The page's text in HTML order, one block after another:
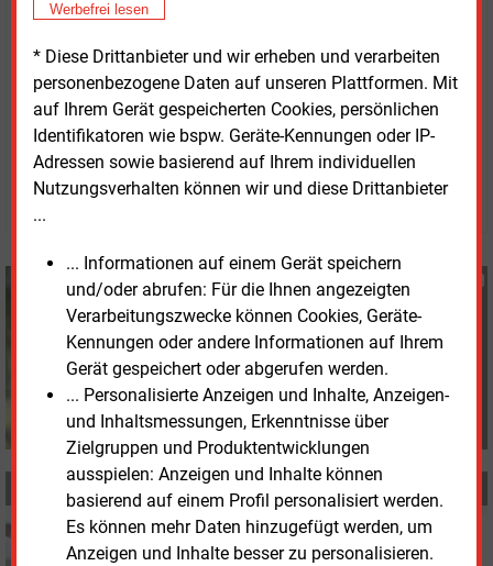
Werbefrei lesen
* Diese Drittanbieter und wir erheben und verarbeiten
personenbezogene Daten auf unseren Plattformen. Mit
auf Ihrem Gerät gespeicherten Cookies, persönlichen
Identifikatoren wie bspw. Geräte-Kennungen oder IP-
Adressen sowie basierend auf Ihrem individuellen
Nutzungsverhalten können wir und diese Drittanbieter
...
... Informationen auf einem Gerät speichern
und/oder abrufen: Für die Ihnen angezeigten
Verarbeitungszwecke können Cookies, Geräte-
Kennungen oder andere Informationen auf Ihrem
Gerät gespeichert oder abgerufen werden.
... Personalisierte Anzeigen und Inhalte, Anzeigen-
und Inhaltsmessungen, Erkenntnisse über
Zielgruppen und Produktentwicklungen
ausspielen: Anzeigen und Inhalte können
basierend auf einem Profil personalisiert werden.
Es können mehr Daten hinzugefügt werden, um
Anzeigen und Inhalte besser zu personalisieren.
Quelle: Steag
Mittwoch, 25.08.2021, 16:25 Uhr
Stefan Sagmeister
© 2026 Energie & Management GmbH
Stefan Sagmeister
+49 (0) 8152 9311 33
s.sagmeister@energie-
und-management.de
MEHR ZUM THEMA
Mittwoch, 12.01.2022, 16:17
PERSONALIE